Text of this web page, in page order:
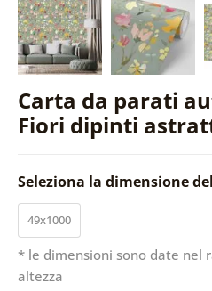
Carta da parati
Fiori dipinti
Seleziona la dimensione
49x1000
* le dimensioni sono date nel
altezza